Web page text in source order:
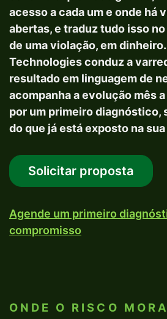
acesso a cada um e onde há
abertas, e traduz tudo isso
de uma violação, em
Technologies conduz a
resultado em linguagem de
acompanha a evolução mês
por um primeiro diagnóstico,
do que já está exposto na
Solicitar proposta
Agende um primeiro
compromisso
ONDE O RISCO